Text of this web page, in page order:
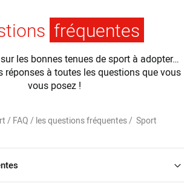
fréquentes
les bonnes tenues de sport à adopter…
réponses à toutes les questions que vous
vous posez !
/ FAQ / les questions fréquentes / Sport